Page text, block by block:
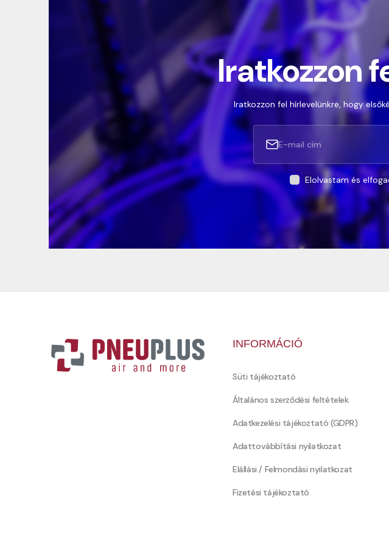
Iratkozzon
Iratkozzon fel hírlevelünkre, hogy
Elolvastam és
INFORMÁCIÓ
Süti tájékoztató
Általános szerződési feltételek
Adatkezelési tájékoztató (GDPR)
Adattovábbítási nyilatkozat
Elállási / Felmondási nyilatkozat
Fizetési tájékoztató